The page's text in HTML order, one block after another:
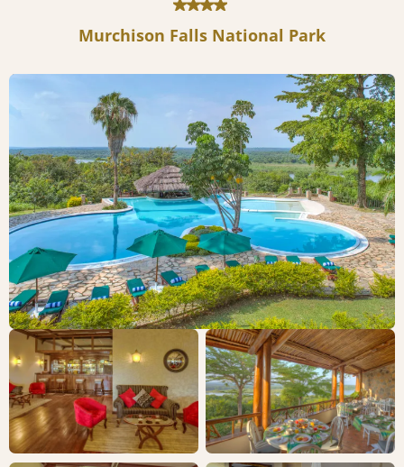
Murchison Falls National Park